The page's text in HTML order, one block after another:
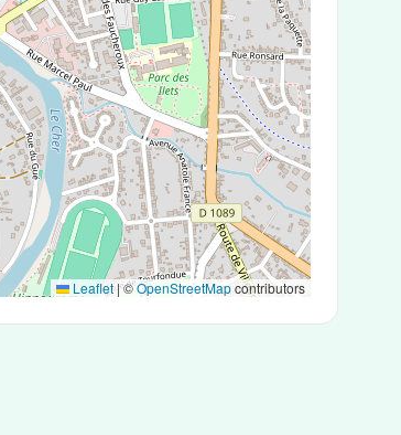
Leaflet|©OpenStreetMapcontributors